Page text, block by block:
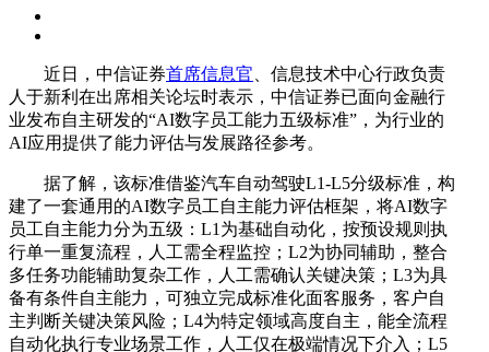
近日，中信证券首席信息官 、信息技术中心行政负责
人于新利在出席相关论坛时表示，中信证券已面向金融行
业发布自主研发的“AI数字员工能力五级标准”，为行业的
AI应用提供了能力评估与发展路径参考。
据了解，该标准借鉴汽车自动驾驶L1-L5分级标准，构
建了一套通用的AI数字员工自主能力评估框架，将AI数字
员工自主能力分为五级：L1为基础自动化，按预设规则执
行单一重复流程，人工需全程监控；L2为协同辅助，整合
多任务功能辅助复杂工作，人工需确认关键决策；L3为具
备有条件自主能力，可独立完成标准化面客服务，客户自
主判断关键决策风险；L4为特定领域高度自主，能全流程
自动化执行专业场景工作，人工仅在极端情况下介入；L5